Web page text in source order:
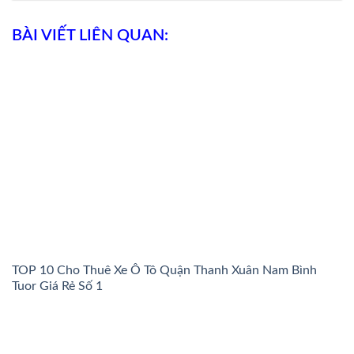
BÀI VIẾT LIÊN QUAN:
TOP 10 Cho Thuê Xe Ô Tô Quận Thanh Xuân Nam Bình
Tuor Giá Rẻ Số 1